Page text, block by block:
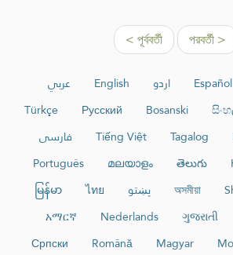
< পূর্ববর্তী পরবর্তী >
عربي English اردو Español
Türkçe
Русский Bosanski
فارسی
Tiếng Việt Tagalog
Português
മലയാളം తెలుగు
မြန်မာ
ไทย پښتو অসমীয়া
አማርኛ
Nederlands ગુજરાતી
Српски
Română Magyar